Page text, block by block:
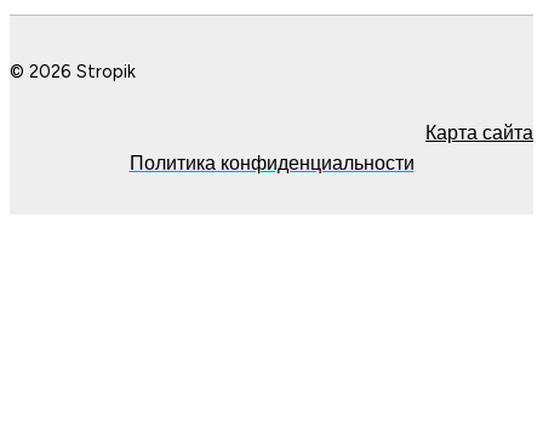
© 2026 Stropik
Карта сайта
Политика конфиденциальности